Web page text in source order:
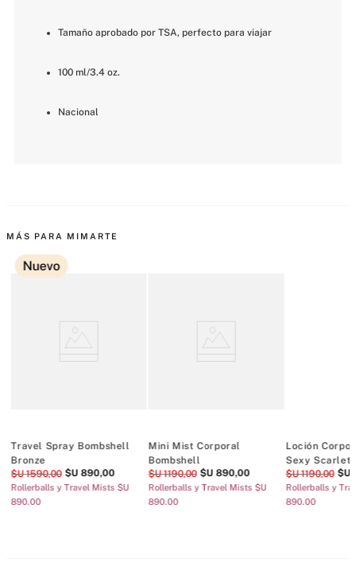
Tamaño aprobado por TSA, perfecto para viajar
100 ml/3.4 oz.
Nacional
MÁS PARA MIMARTE
Nuevo
Travel Spray Bombshell
Bronze
$U 1590,00 $U 890,00
Rollerballs y Travel Mists $U
890.00
Mini Mist Corporal
Bombshell
$U 1190,00 $U 890,00
Rollerballs y Travel Mists $U
890.00
Loción
Sexy Scarlet
$U 1190,00 $U
Rollerballs y
890.00